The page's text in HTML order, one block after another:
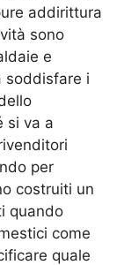
addirittura
sono
e
soddisfare i
si va a
per
costruiti un
quando
come
quale